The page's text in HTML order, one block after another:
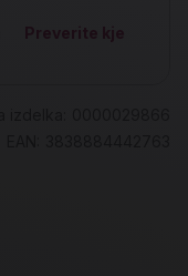
Preverite kje